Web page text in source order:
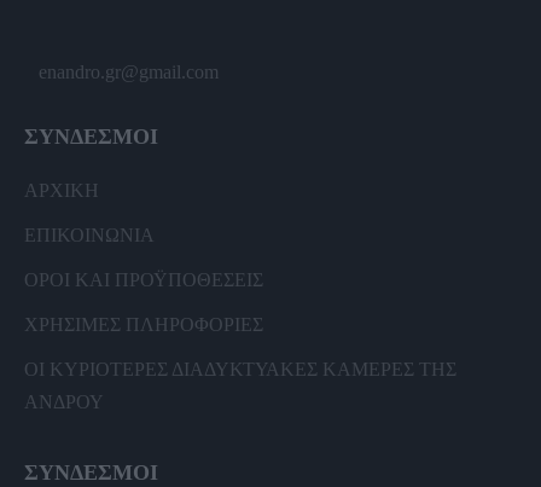
enandro.gr@gmail.com
ΣΥΝΔΕΣΜΟΙ
ΑΡΧΙΚΗ
ΕΠΙΚΟΙΝΩΝΙΑ
ΟΡΟΙ ΚΑΙ ΠΡΟΫΠΟΘΕΣΕΙΣ
ΧΡΗΣΙΜΕΣ ΠΛΗΡΟΦΟΡΙΕΣ
ΟΙ ΚΥΡΙΟΤΕΡΕΣ ΔΙΑΔΥΚΤΥΑΚΕΣ ΚΑΜΕΡΕΣ ΤΗΣ
ΑΝΔΡΟΥ
ΣΥΝΔΕΣΜΟΙ